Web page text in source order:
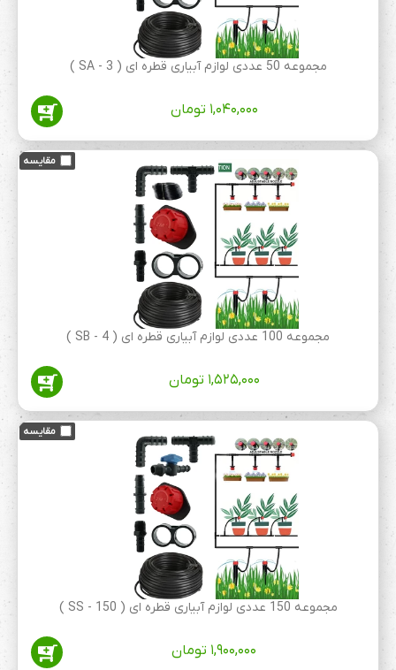
مجموعه 50 عددی لوازم آبیاری قطره ای ( SA - 3 )
۱,۰۴۰,۰۰۰ تومان
مجموعه 100 عددی لوازم آبیاری قطره ای ( 4 - SB )
۱,۵۲۵,۰۰۰ تومان
مجموعه 150 عددی لوازم آبیاری قطره ای ( 150 - SS )
۱,۹۰۰,۰۰۰ تومان